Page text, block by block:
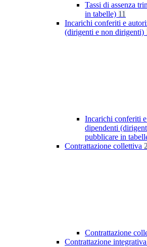
Tassi di assenza
in tabelle) 11
Incarichi conferiti e
(dirigenti e non dirigenti)
Incarichi conferiti
dipendenti
pubblicare in
Contrattazione collettiva 2
Contrattazione
Contrattazione integrativa